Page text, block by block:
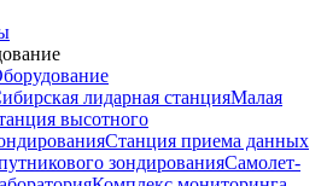
лидарная станцияМалая
высотного
Станция приема данных
зондированияСамолет-